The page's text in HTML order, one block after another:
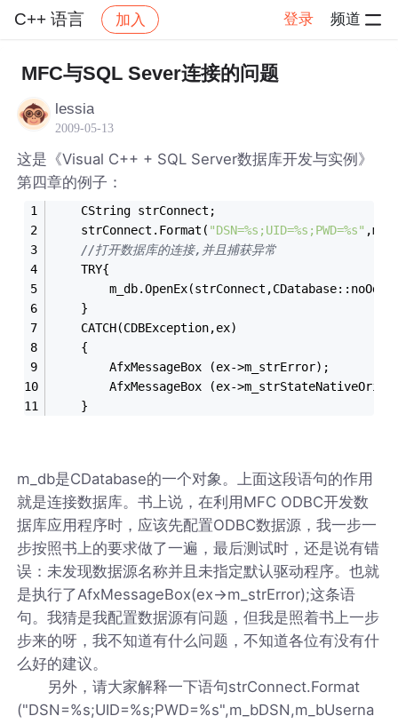
C++ 语言 加入 登录 频道
社区 C++ 语言 帖子详情
MFC与SQL Sever连接的问题
lessia
2009-05-13
这是《Visual C++ + SQL Server数据库开发与实例》
第四章的例子：
	CString strConnect;
	strConnect.Format(
"DSN=%s;UID=%s;PWD=%s"
//打开数据库的连接,并且捕获异常
	TRY{
	}
	CATCH(CDBException,ex)
	{
		AfxMessageBox (ex->m_strError);
	}
m_db是CDatabase的一个对象。上面这段语句的作用
就是连接数据库。书上说，在利用MFC ODBC开发数
据库应用程序时，应该先配置ODBC数据源，我一步一
步按照书上的要求做了一遍，最后测试时，还是说有错
误：未发现数据源名称并且未指定默认驱动程序。也就
是执行了AfxMessageBox(ex->m_strError);这条语
句。我猜是我配置数据源有问题，但我是照着书上一步
步来的呀，我不知道有什么问题，不知道各位有没有什
么好的建议。
另外，请大家解释一下语句strConnect.Format
("DSN=%s;UID=%s;PWD=%s",m_bDSN,m_bUserna